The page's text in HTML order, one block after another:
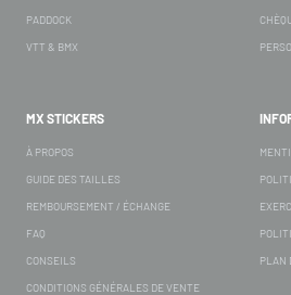
PADDOCK
VTT & BMX
MX STICKERS
À PROPOS
GUIDE DES TAILLES
REMBOURSEMENT / ÉCHANGE
FAQ
CONSEILS
CONDITIONS GÉNÉRALES DE VENTE
PLAN